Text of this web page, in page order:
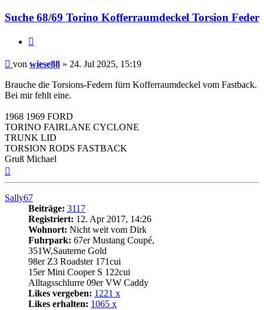
Suche 68/69 Torino Kofferraumdeckel Torsion Feder
Beitrag
von wiese88 » 24. Jul 2025, 15:19
Brauche die Torsions-Federn fürn Kofferraumdeckel vom Fastback.
Bei mir fehlt eine.
1968 1969 FORD
TORINO FAIRLANE CYCLONE
TRUNK LID
TORSION RODS FASTBACK
Gruß Michael
Sally67
Beiträge: 3117
Registriert: 12. Apr 2017, 14:26
Wohnort: Nicht weit vom Dirk
Fuhrpark: 67er Mustang Coupé,
351W,Sauterne Gold
98er Z3 Roadster 171cui
15er Mini Cooper S 122cui
Alltagsschlurre 09er VW Caddy
Likes vergeben: 1221 x
Likes erhalten: 1065 x